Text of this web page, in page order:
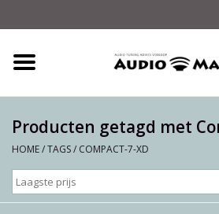
Tuning
Powerstrips
Producten getagd met
HOME/TAGS/ COMPACT-7-XD